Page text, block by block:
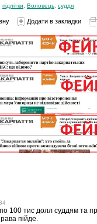
підлітки Воловець суддя
Додати в закладки
100 тис долл суддям та
пійде.